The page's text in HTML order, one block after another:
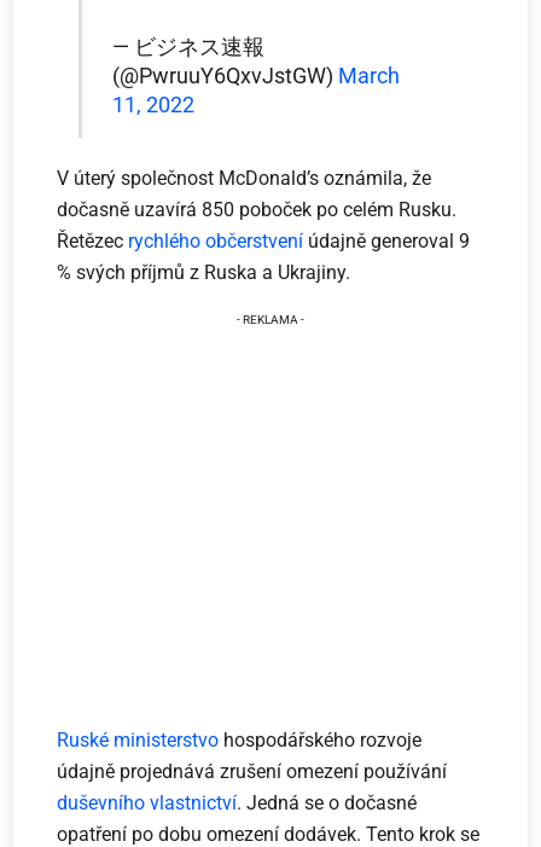
— ビジネス速報
(@PwruuY6QxvJstGW) March
11, 2022
V úterý společnost McDonald’s oznámila, že
dočasně uzavírá 850 poboček po celém Rusku.
Řetězec rychlého občerstvení údajně generoval 9
% svých příjmů z Ruska a Ukrajiny.
Ruské ministerstvo hospodářského rozvoje
údajně projednává zrušení omezení používání
duševního vlastnictví. Jedná se o dočasné
opatření po dobu omezení dodávek. Tento krok se